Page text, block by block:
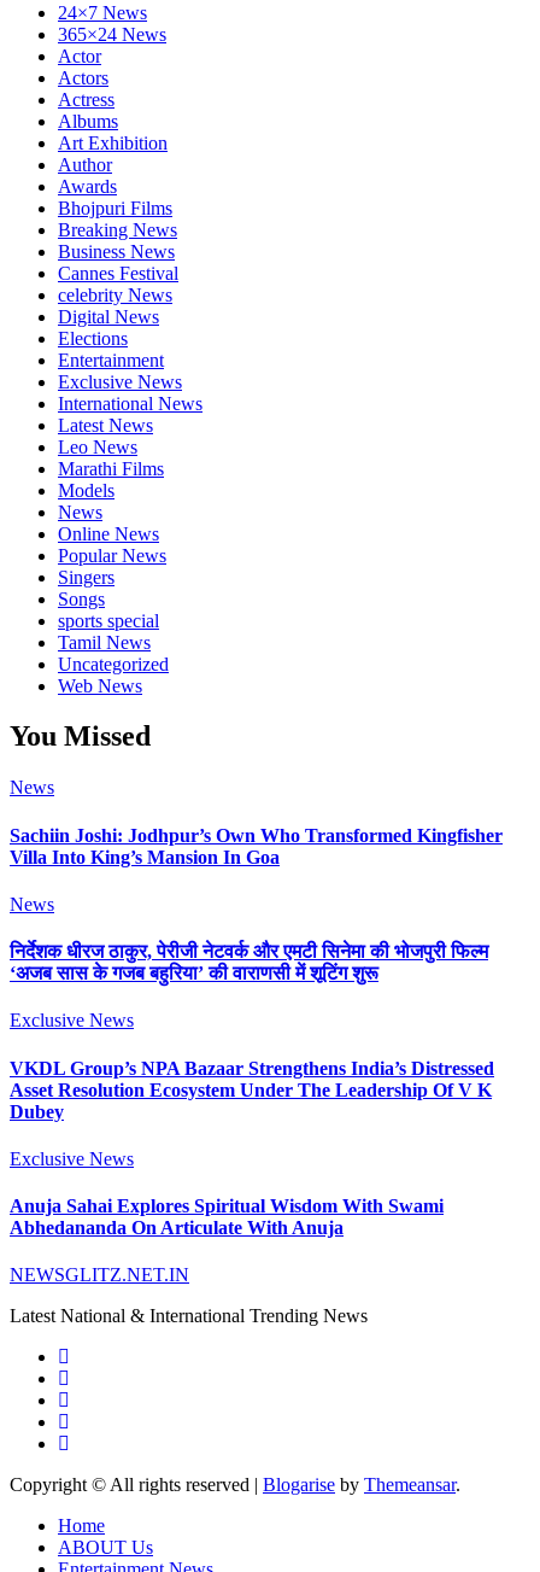
24×7 News
365×24 News
Actor
Actors
Actress
Albums
Art Exhibition
Author
Awards
Bhojpuri Films
Breaking News
Business News
Cannes Festival
celebrity News
Digital News
Elections
Entertainment
Exclusive News
International News
Latest News
Leo News
Marathi Films
Models
News
Online News
Popular News
Singers
Songs
sports special
Tamil News
Uncategorized
Web News
You Missed
News
Sachiin Joshi: Jodhpur’s Own Who Transformed Kingfisher
Villa Into King’s Mansion In Goa
News
निर्देशक धीरज ठाकुर, पेरीजी नेटवर्क और एमटी सिनेमा की भोजपुरी फिल्म
‘अजब सास के गजब बहुरिया’ की वाराणसी में शूटिंग शुरू
Exclusive News
VKDL Group’s NPA Bazaar Strengthens India’s Distressed
Asset Resolution Ecosystem Under The Leadership Of V K
Dubey
Exclusive News
Anuja Sahai Explores Spiritual Wisdom With Swami
Abhedananda On Articulate With Anuja
NEWSGLITZ.NET.IN
Latest National & International Trending News
Copyright © All rights reserved Blogarise by Themeansar.
Home
ABOUT Us